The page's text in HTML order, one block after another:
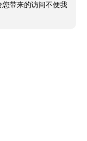
您带来的访问不便我